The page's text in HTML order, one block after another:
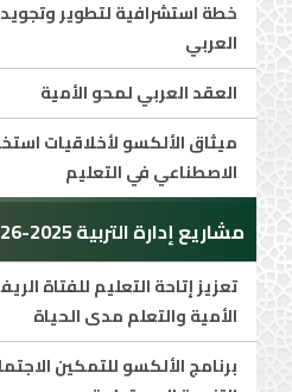
خطة استشرافية لتطوير
العربي
العقد العربي لمحو الأمية
ميثاق الألكسو لأخلاقيات
الاصطناعي في التعليم
مشاريع إدارة التربية 2025-2026
تعزيز إتاحة التعليم للفتاة
الأمية والتعلم مدى الحياة
برنامج الألكسو للتمكين